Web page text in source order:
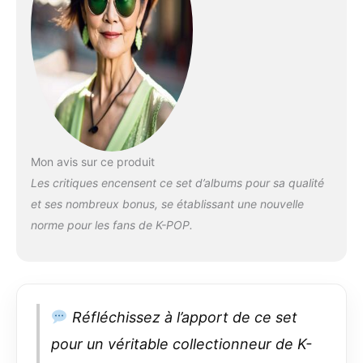
Reserved / Warning:
Unauthorized Selling
Activity Without
Official Permission
from BolsVos MUST
BE REPORTED to
Amazon as
To be Provided &
Delivery Service)
Mon avis sur ce produit
Les critiques encensent ce set d’albums pour sa qualité
et ses nombreux bonus, se établissant une nouvelle
norme pour les fans de K-POP.
Réfléchissez à l’apport de ce set
pour un véritable collectionneur de K-